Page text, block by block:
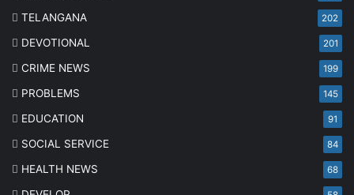
TELANGANA 202
DEVOTIONAL 201
CRIME NEWS 199
PROBLEMS 145
EDUCATION 91
SOCIAL SERVICE 84
HEALTH NEWS 68